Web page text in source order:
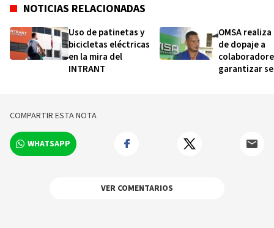
NOTICIAS RELACIONADAS
Uso de patinetas y
bicicletas eléctricas
en la mira del
INTRANT
OMSA
de dopaje a
garantizar
COMPARTIR ESTA NOTA
WHATSAPP
VER COMENTARIOS